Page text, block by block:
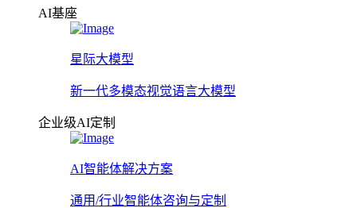
AI基座
星际大模型
新一代多模态视觉语言大模型
企业级AI定制
AI智能体解决方案
通用/行业智能体咨询与定制